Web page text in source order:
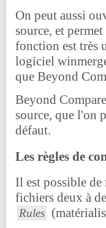
On peut aussi
source, et
fonction est très
logiciel
que Beyond
Beyond
source, que l'on
défaut.
Les règles de
Il est possible
fichiers deux à
Rules